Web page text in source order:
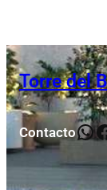
Torre del
Contacto